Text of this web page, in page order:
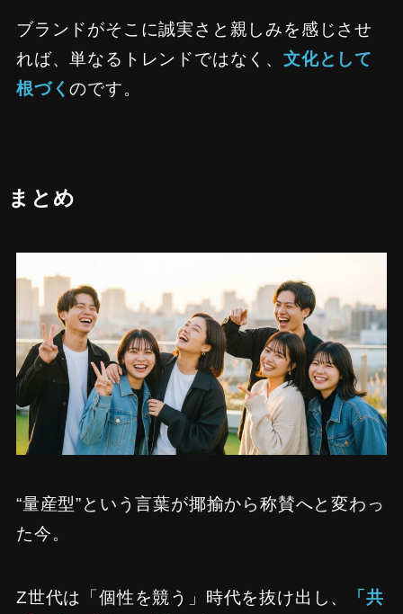
ブランドがそこに誠実さと親しみを感じさせ
れば、単なるトレンドではなく、文化として
根づくのです。
まとめ
“量産型”という言葉が揶揄から称賛へと変わっ
た今。
Z世代は「個性を競う」時代を抜け出し、
「共